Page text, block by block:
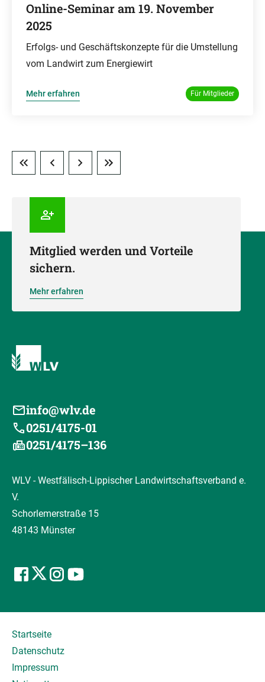
Online-Seminar am 19. November
2025
Erfolgs- und Geschäftskonzepte für die Umstellung
vom Landwirt zum Energiewirt
Mehr erfahren Für Mitglieder
Mitglied werden und Vorteile
sichern.
Mehr erfahren
info@wlv.de
0251/4175-01
0251/4175–136
WLV - Westfälisch-Lippischer Landwirtschaftsverband e.
V.
Schorlemerstraße 15
48143 Münster
Startseite
Datenschutz
Impressum